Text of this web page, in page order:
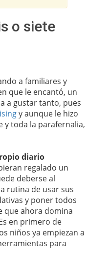
o siete
a familiares y
que le encantó, un
a gustar tanto, pues
y aunque le hizo
y toda la parafernalia,
diario
regalado un
deberse al
rutina de usar sus
y poner todos
que ahora domina
en primero de
niños ya empiezan a
para